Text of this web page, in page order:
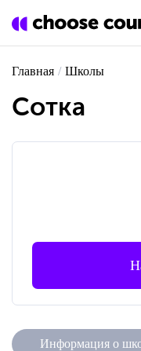
Главная / Школы
Сотка
Информация о